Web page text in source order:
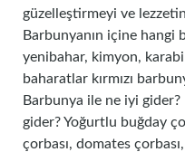
güzelleştirmeyi ve
Barbunyanın içine hangi
yenibahar, kimyon,
baharatlar kırmızı
Barbunya ile ne iyi
gider? Yoğurtlu buğday
çorbası, domates